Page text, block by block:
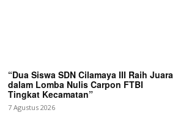
“Dua Siswa SDN Cilamaya III Raih Juara
dalam Lomba Nulis Carpon FTBI
Tingkat Kecamatan”
7 Agustus 2026